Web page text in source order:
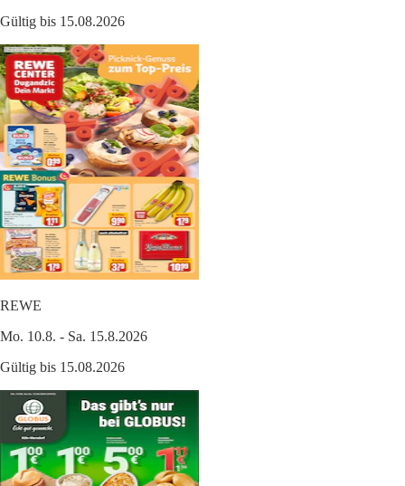
Gültig bis 15.08.2026
REWE
Mo. 10.8. - Sa. 15.8.2026
Gültig bis 15.08.2026